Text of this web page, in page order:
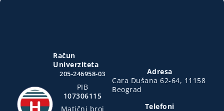
Račun
Univerziteta
205-246958-03
PIB
107306115
Matični broj
Adresa
Cara Dušana 62-64, 11158
Beograd
Telefoni